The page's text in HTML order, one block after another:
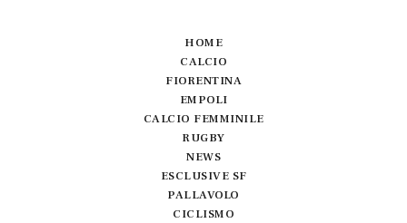
HOME
CALCIO
FIORENTINA
EMPOLI
CALCIO FEMMINILE
RUGBY
NEWS
ESCLUSIVE SF
PALLAVOLO
CICLISMO